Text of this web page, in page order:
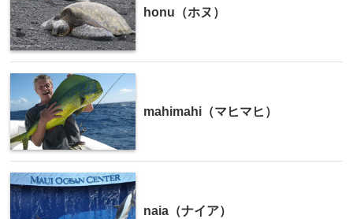
honu（ホヌ）
mahimahi（マヒマヒ）
naia（ナイア）